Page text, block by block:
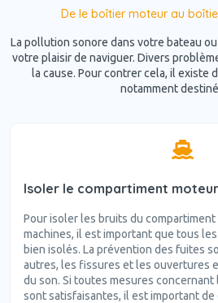
De le boîtier moteur au
La pollution sonore dans votre bateau
votre plaisir de naviguer. Divers
la cause. Pour contrer cela, il existe
notamment
Isoler le compartiment moteur
Pour isoler les bruits du
machines, il est important que tous
bien isolés. La prévention des fuites
autres, les fissures et les ouvertures
du son. Si toutes mesures concernant
sont satisfaisantes, il est important